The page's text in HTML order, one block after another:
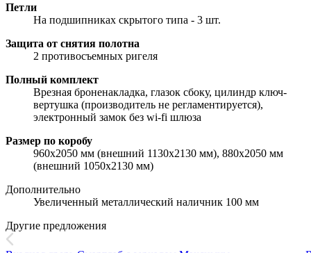
Петли
На подшипниках скрытого типа - 3 шт.
Защита от снятия полотна
2 противосъемных ригеля
Полный комплект
Врезная броненакладка, глазок сбоку, цилиндр ключ-
вертушка (производитель не регламентируется),
электронный замок без wi-fi шлюза
Размер по коробу
960х2050 мм (внешний 1130х2130 мм), 880х2050 мм
(внешний 1050х2130 мм)
Дополнительно
Увеличенный металлический наличник 100 мм
Другие предложения